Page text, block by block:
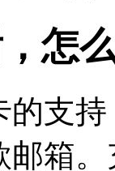
怎
的支
邮箱